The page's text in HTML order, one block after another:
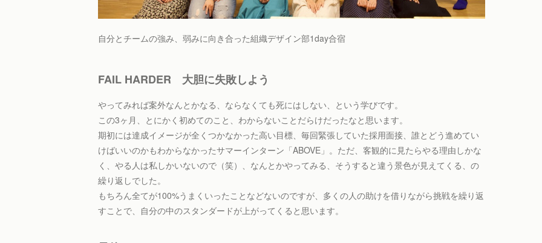
自分とチームの強み、弱みに向き合った組織デザイン部1day合宿
FAIL HARDER 大胆に失敗しよう
やってみれば案外なんとかなる、ならなくても死にはしない、という学びです。
この3ヶ月、とにかく初めてのこと、わからないことだらけだったなと思います。
期初には達成イメージが全くつかなかった高い目標、毎回緊張していた採用面接、誰とどう進めてい
けばいいのかもわからなかったサマーインターン「ABOVE」。ただ、客観的に見たらやる理由しかな
く、やる人は私しかいないので（笑）、なんとかやってみる、そうすると違う景色が見えてくる、の
繰り返しでした。
もちろん全てが100%うまくいったことなどないのですが、多くの人の助けを借りながら挑戦を繰り返
すことで、自分の中のスタンダードが上がってくると思います。